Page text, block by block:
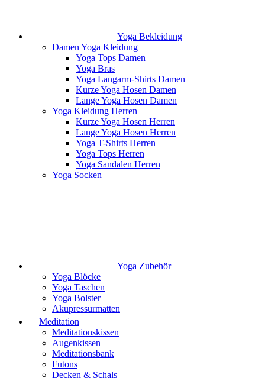
Yoga Bekleidung
Damen Yoga Kleidung
Yoga Tops Damen
Yoga Bras
Yoga Langarm-Shirts Damen
Kurze Yoga Hosen Damen
Lange Yoga Hosen Damen
Yoga Kleidung Herren
Kurze Yoga Hosen Herren
Lange Yoga Hosen Herren
Yoga T-Shirts Herren
Yoga Tops Herren
Yoga Sandalen Herren
Yoga Socken
Yoga Zubehör
Yoga Blöcke
Yoga Taschen
Yoga Bolster
Akupressurmatten
Meditation
Meditationskissen
Augenkissen
Meditationsbank
Futons
Decken & Schals